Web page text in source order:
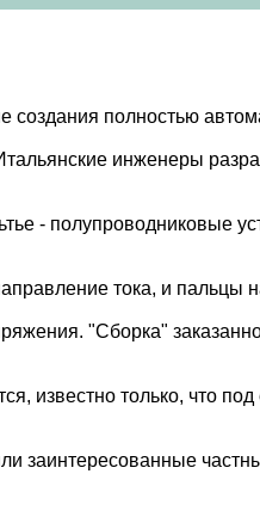
создания полностью
инженеры
- полупроводниковые
тока, и пальцы
"Сборка"
известно только, что
заинтересованные